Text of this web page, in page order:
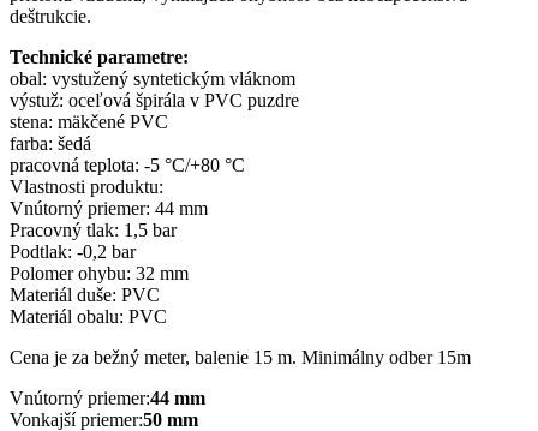
deštrukcie.
Technické parametre:
obal: vystužený syntetickým vláknom
výstuž: oceľová špirála v PVC puzdre
stena: mäkčené PVC
farba: šedá
pracovná teplota: -5 °C/+80 °C
Vlastnosti produktu:
Vnútorný priemer: 44 mm
Pracovný tlak: 1,5 bar
Podtlak: -0,2 bar
Polomer ohybu: 32 mm
Materiál duše: PVC
Materiál obalu: PVC
Cena je za bežný meter, balenie 15 m. Minimálny odber 15m
Vnútorný priemer:44 mm
Vonkajší priemer:50 mm